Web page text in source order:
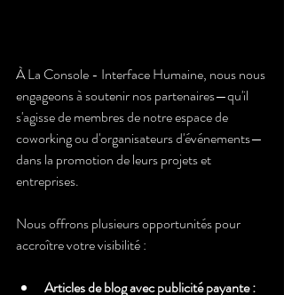
À La Console - Interface Humaine, nous nous
engageons à soutenir nos partenaires—qu'il
s'agisse de membres de notre espace de
coworking ou d'organisateurs d'événements—
dans la promotion de leurs projets et
entreprises.
Nous offrons plusieurs opportunités pour
accroître votre visibilité :
Articles de blog avec publicité payante :